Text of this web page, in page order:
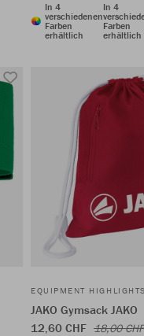
In 4
verschiedenen
Farben
erhältlich
In 4
Farben
erhältlich
EQUIPMENT
JAKO Gymsack JAKO
12,60 CHF 18,00 CHF